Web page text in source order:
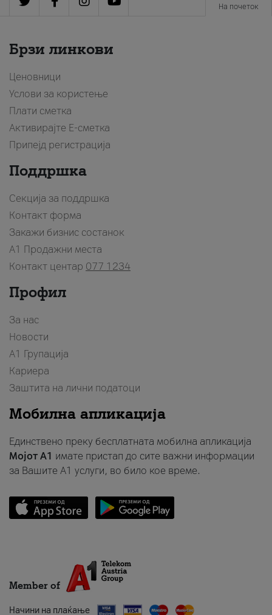
На почеток
Брзи линкови
Ценовници
Услови за користење
Плати сметка
Активирајте Е-сметка
Припејд регистрација
Поддршка
Секција за поддршка
Контакт форма
Закажи бизнис состанок
A1 Продажни места
Контакт центар 077 1234
Профил
За нас
Новости
А1 Групација
Кариера
Заштита на лични податоци
Мобилна апликација
Единствено преку бесплатната мобилна апликација
Мојот A1 имате пристап до сите важни информации
за Вашите A1 услуги, во било кое време.
Member of
Начини на плаќање